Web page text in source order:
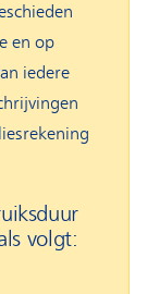
en op
iedere
volgt: